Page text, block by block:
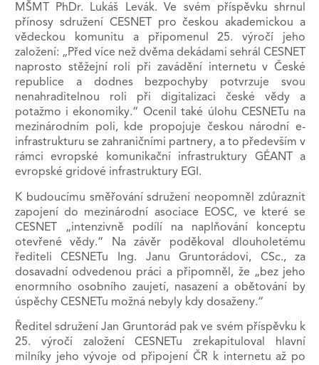
MŠMT PhDr. Lukáš Levák. Ve svém příspěvku shrnul
přínosy sdružení CESNET pro českou akademickou a
vědeckou komunitu a připomenul 25. výročí jeho
založení: „Před více než dvěma dekádami sehrál CESNET
naprosto stěžejní roli při zavádění internetu v České
republice a dodnes bezpochyby potvrzuje svou
nenahraditelnou roli při digitalizaci české vědy a
potažmo i ekonomiky.“ Ocenil také úlohu CESNETu na
mezinárodním poli, kde propojuje českou národní e-
infrastrukturu se zahraničními partnery, a to především v
rámci evropské komunikační infrastruktury GÉANT a
evropské gridové infrastruktury EGI.
K budoucímu směřování sdružení neopomněl zdůraznit
zapojení do mezinárodní asociace EOSC, ve které se
CESNET „intenzivně podílí na naplňování konceptu
otevřené vědy.“ Na závěr poděkoval dlouholetému
řediteli CESNETu Ing. Janu Gruntorádovi, CSc., za
dosavadní odvedenou práci a připomněl, že „bez jeho
enormního osobního zaujetí, nasazení a obětování by
úspěchy CESNETu možná nebyly kdy dosaženy.“
Ředitel sdružení Jan Gruntorád pak ve svém příspěvku k
25. výročí založení CESNETu zrekapituloval hlavní
milníky jeho vývoje od připojení ČR k internetu až po